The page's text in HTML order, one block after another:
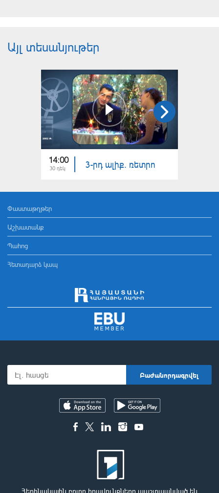
Այլ տեսանյութեր
14:00
30 դեկ 3-րդ ալիք. ռետրո
Փաստաթղթեր
Աշխատանք
Պահոց
Հետադարձ կապ
Հեղինակային բոլոր իրավունքները պաշտպանված են